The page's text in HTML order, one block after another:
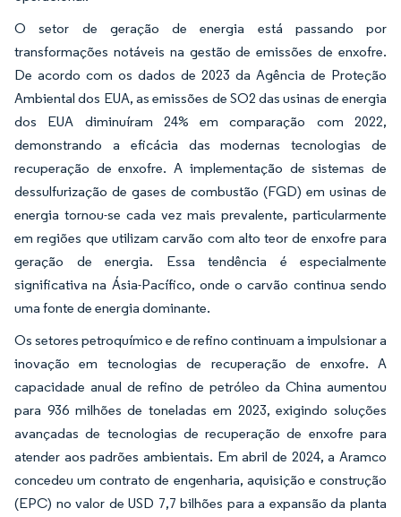
O setor de geração de energia está passando por
transformações notáveis na gestão de emissões de enxofre.
De acordo com os dados de 2023 da Agência de Proteção
Ambiental dos EUA, as emissões de SO2 das usinas de energia
dos EUA diminuíram 24% em comparação com 2022,
demonstrando a eficácia das modernas tecnologias de
recuperação de enxofre. A implementação de sistemas de
dessulfurização de gases de combustão (FGD) em usinas de
energia tornou-se cada vez mais prevalente, particularmente
em regiões que utilizam carvão com alto teor de enxofre para
geração de energia. Essa tendência é especialmente
significativa na Ásia-Pacífico, onde o carvão continua sendo
uma fonte de energia dominante.
Os setores petroquímico e de refino continuam a impulsionar a
inovação em tecnologias de recuperação de enxofre. A
capacidade anual de refino de petróleo da China aumentou
para 936 milhões de toneladas em 2023, exigindo soluções
avançadas de tecnologias de recuperação de enxofre para
atender aos padrões ambientais. Em abril de 2024, a Aramco
concedeu um contrato de engenharia, aquisição e construção
(EPC) no valor de USD 7,7 bilhões para a expansão da planta